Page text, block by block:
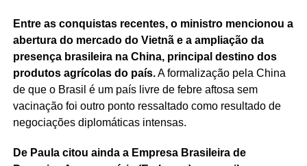
Entre as conquistas recentes, o ministro mencionou a
abertura do mercado do Vietnã e a ampliação da
presença brasileira na China, principal destino dos
produtos agrícolas do país.A formalização pela China
de que o Brasil é um país livre de febre aftosa sem
vacinação foi outro ponto ressaltado como resultado de
negociações diplomáticas intensas.
De Paula citou ainda a Empresa Brasileira de